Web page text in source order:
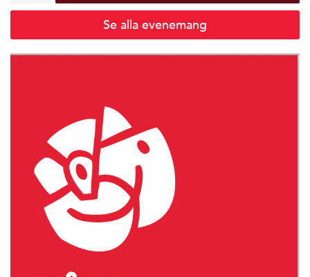
Se alla evenemang